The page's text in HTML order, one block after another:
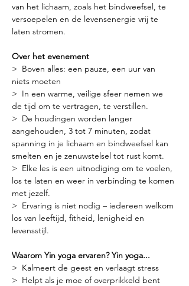
van het lichaam, zoals het bindweefsel, te
versoepelen en de levensenergie vrij te
laten stromen.
Over het evenement
>  Boven alles: een pauze, een uur van
niets moeten
>  In een warme, veilige sfeer nemen we
de tijd om te vertragen, te verstillen.
>  De houdingen worden langer
aangehouden, 3 tot 7 minuten, zodat
spanning in je lichaam en bindweefsel kan
smelten en je zenuwstelsel tot rust komt.
>  Elke les is een uitnodiging om te voelen,
los te laten en weer in verbinding te komen
met jezelf.
>  Ervaring is niet nodig – iedereen welkom
los van leeftijd, fitheid, lenigheid en
levensstijl.
Waarom Yin yoga ervaren? Yin yoga...
>  Kalmeert de geest en verlaagt stress
>  Helpt als je moe of overprikkeld bent